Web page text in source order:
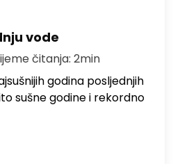
vode
čitanja: 2min
godina posljednjih
sušne godine i rekordno